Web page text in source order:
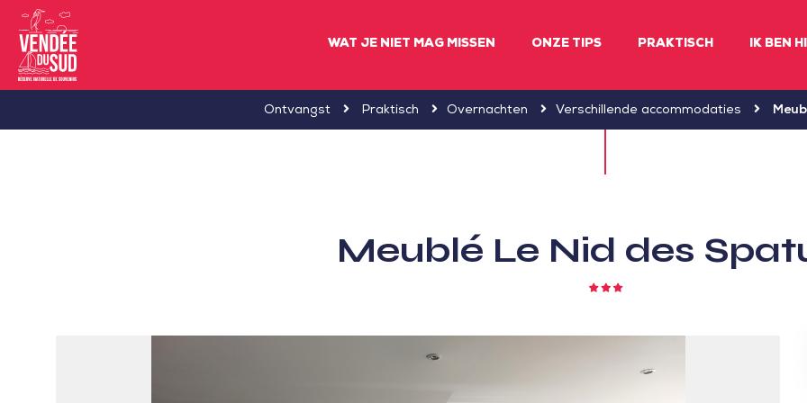
Sud
WAT JE NIET MAG MISSEN ONZE TIPS PRAKTISCH IK BEN
Ontvangst Praktisch Overnachten Verschillende accommodaties
Meublé Le Nid des
3